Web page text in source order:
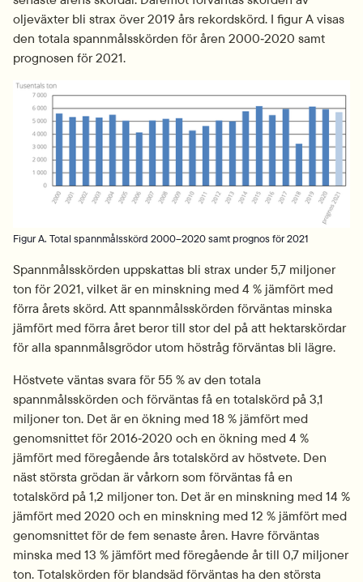
oljeväxter bli strax över 2019 års rekordskörd. I figur A visas
den totala spannmålsskörden för åren 2000‑2020 samt
prognosen för 2021.
Figur A. Total spannmålsskörd 2000–2020 samt prognos för 2021
Spannmålsskörden uppskattas bli strax under 5,7 miljoner
ton för 2021, vilket är en minskning med 4 % jämfört med
förra årets skörd. Att spannmålsskörden förväntas minska
jämfört med förra året beror till stor del på att hektarskördar
för alla spannmålsgrödor utom höstråg förväntas bli lägre.
Höstvete väntas svara för 55 % av den totala
spannmålsskörden och förväntas få en totalskörd på 3,1
miljoner ton. Det är en ökning med 18 % jämfört med
genomsnittet för 2016‑2020 och en ökning med 4 %
jämfört med föregående års totalskörd av höstvete. Den
näst största grödan är vårkorn som förväntas få en
totalskörd på 1,2 miljoner ton. Det är en minskning med 14 %
jämfört med 2020 och en minskning med 12 % jämfört med
genomsnittet för de fem senaste åren. Havre förväntas
minska med 13 % jämfört med föregående år till 0,7 miljoner
ton. Totalskörden för blandsäd förväntas ha den största